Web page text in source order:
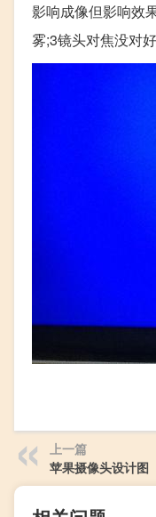
影响成像但影响效
雾;3镜头对焦没对
上一篇
苹果摄像头设计图